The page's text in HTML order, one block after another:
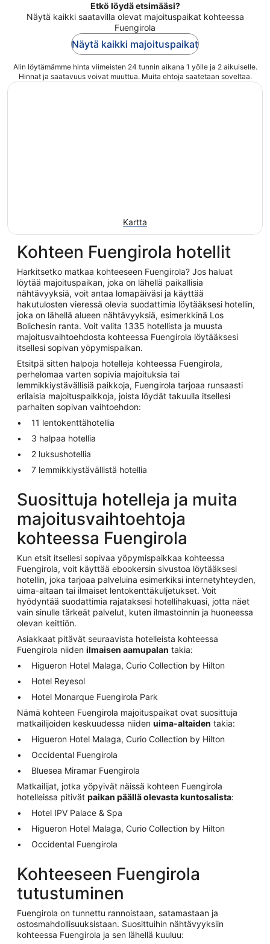
Etkö löydä etsimääsi?
Näytä kaikki saatavilla olevat majoituspaikat kohteessa
Fuengirola
Näytä kaikki majoituspaikat
Alin löytämämme hinta viimeisten 24 tunnin aikana 1 yölle ja 2 aikuiselle.
Hinnat ja saatavuus voivat muuttua. Muita ehtoja saatetaan soveltaa.
Kartta
Kohteen Fuengirola hotellit
Harkitsetko matkaa kohteeseen Fuengirola? Jos haluat
löytää majoituspaikan, joka on lähellä paikallisia
nähtävyyksiä, voit antaa lomapäiväsi ja käyttää
hakutulosten vieressä olevia suodattimia löytääksesi hotellin,
joka on lähellä alueen nähtävyyksiä, esimerkkinä Los
Bolichesin ranta. Voit valita 1335 hotellista ja muusta
majoitusvaihtoehdosta kohteessa Fuengirola löytääksesi
itsellesi sopivan yöpymispaikan.
Etsitpä sitten halpoja hotelleja kohteessa Fuengirola,
perhelomaa varten sopivia majoituksia tai
lemmikkiystävällisiä paikkoja, Fuengirola tarjoaa runsaasti
erilaisia majoituspaikkoja, joista löydät takuulla itsellesi
parhaiten sopivan vaihtoehdon:
11 lentokenttähotellia
3 halpaa hotellia
2 luksushotellia
7 lemmikkiystävällistä hotellia
Suosittuja hotelleja ja muita
majoitusvaihtoehtoja
kohteessa Fuengirola
Kun etsit itsellesi sopivaa yöpymispaikkaa kohteessa
Fuengirola, voit käyttää ebookersin sivustoa löytääksesi
hotellin, joka tarjoaa palveluina esimerkiksi internetyhteyden,
uima-altaan tai ilmaiset lentokenttäkuljetukset. Voit
hyödyntää suodattimia rajataksesi hotellihakuasi, jotta näet
vain sinulle tärkeät palvelut, kuten ilmastoinnin ja huoneessa
olevan keittiön.
Asiakkaat pitävät seuraavista hotelleista kohteessa
Fuengirola niiden ilmaisen aamupalan takia:
Higueron Hotel Malaga, Curio Collection by Hilton
Hotel Reyesol
Hotel Monarque Fuengirola Park
Nämä kohteen Fuengirola majoituspaikat ovat suosittuja
matkailijoiden keskuudessa niiden uima-altaiden takia:
Higueron Hotel Malaga, Curio Collection by Hilton
Occidental Fuengirola
Bluesea Miramar Fuengirola
Matkailijat, jotka yöpyivät näissä kohteen Fuengirola
hotelleissa pitivät paikan päällä olevasta kuntosalista:
Hotel IPV Palace & Spa
Higueron Hotel Malaga, Curio Collection by Hilton
Occidental Fuengirola
Kohteeseen Fuengirola
tutustuminen
Fuengirola on tunnettu rannoistaan, satamastaan ja
ostosmahdollisuuksistaan. Suosittuihin nähtävyyksiin
kohteessa Fuengirola ja sen lähellä kuuluu: